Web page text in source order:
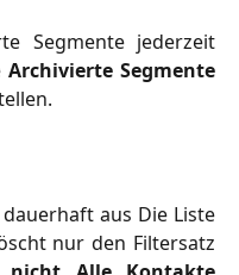
Segmente jederzeit
Archivierte Segmente
aus Die Liste
nur den Filtersatz